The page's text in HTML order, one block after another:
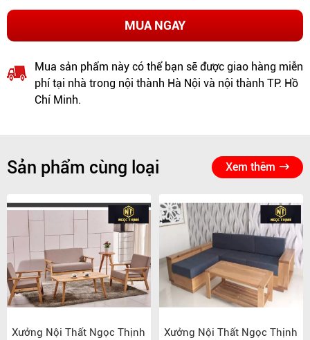
MUA NGAY
Mua sản phẩm này có thể bạn sẽ được giao hàng miễn
phí tại nhà trong nội thành Hà Nội và nội thành TP. Hồ
Chí Minh.
Sản phẩm cùng loại Xem thêm
Xưởng Nội Thất Ngọc Thịnh
Xưởng Nội Thất Ngọc Thịnh